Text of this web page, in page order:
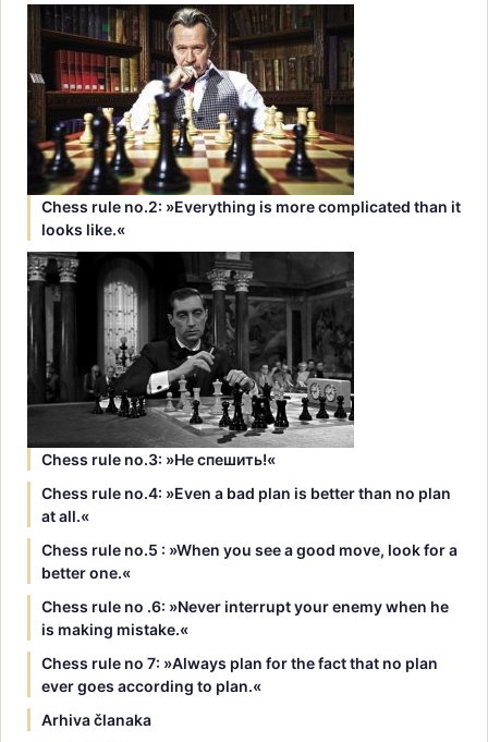
Chess rule no.2: »Everything is more complicated than it
looks like.«
Chess rule no.3: »Hе спешить!«
Chess rule no.4: »Even a bad plan is better than no plan
at all.«
Chess rule no.5 : »When you see a good move, look for a
better one.«
Chess rule no .6: »Never interrupt your enemy when he
is making mistake.«
Chess rule no 7: »Always plan for the fact that no plan
ever goes according to plan.«
Arhiva članaka